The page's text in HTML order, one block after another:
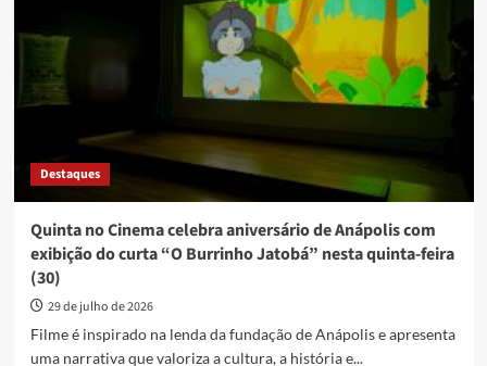
do
“Verde
Destaques
Quinta no Cinema celebra aniversário de Anápolis com
exibição do curta “O Burrinho Jatobá” nesta quinta-feira
(30)
29 de julho de 2026
Filme é inspirado na lenda da fundação de Anápolis e apresenta
uma narrativa que valoriza a cultura, a história e...